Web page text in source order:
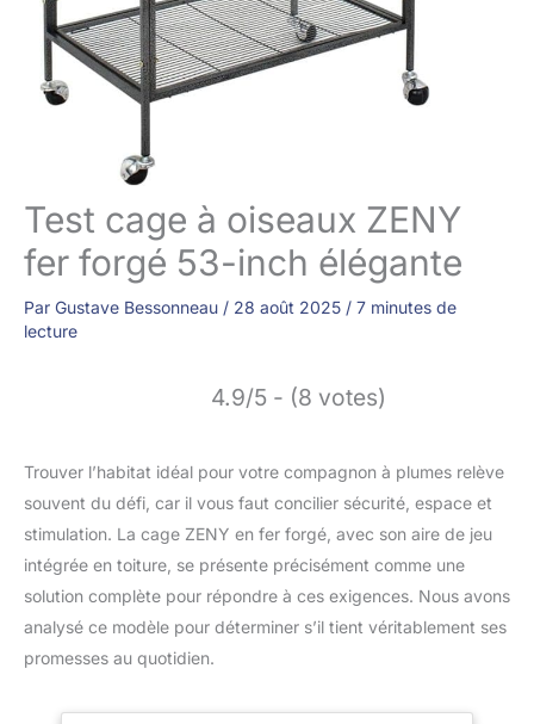
Test cage à oiseaux ZENY
fer forgé 53-inch élégante
Par Gustave Bessonneau / 28 août 2025 / 7 minutes de
lecture
4.9/5 - (8 votes)
Trouver l’habitat idéal pour votre compagnon à plumes relève
souvent du défi, car il vous faut concilier sécurité, espace et
stimulation. La cage ZENY en fer forgé, avec son aire de jeu
intégrée en toiture, se présente précisément comme une
solution complète pour répondre à ces exigences. Nous avons
analysé ce modèle pour déterminer s’il tient véritablement ses
promesses au quotidien.